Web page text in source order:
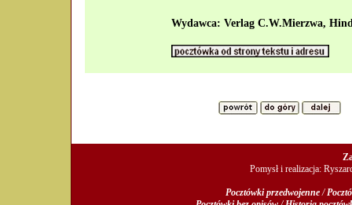
Wydawca: Verlag C.W.Mierzwa,
Pomysł i realizacja:
Pocztówki przedwojenne/